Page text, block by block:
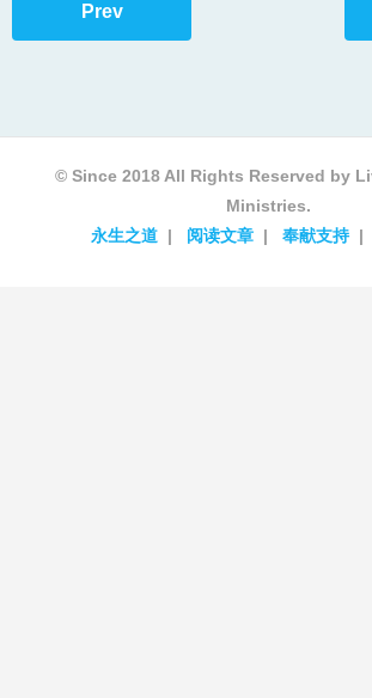
Prev
© Since 2018 All Rights Reserved by
Ministries.
永生之道
阅读文章 奉献支持